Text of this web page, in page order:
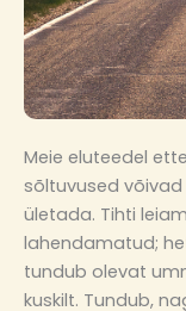
Meie eluteedel
sõltuvused
ületada. Tihti
lahendamatud;
tundub olevat
kuskilt. Tundub,